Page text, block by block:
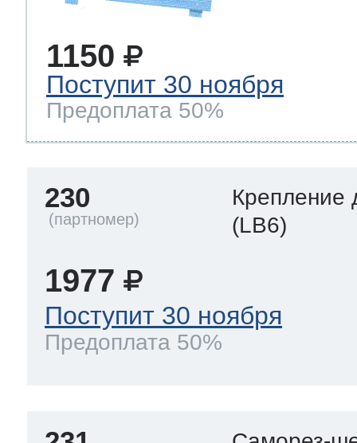
1150
Поступит 30 ноября
Предоплата 50%
230
Крепление
(LB6)
1977
Поступит 30 ноября
Предоплата 50%